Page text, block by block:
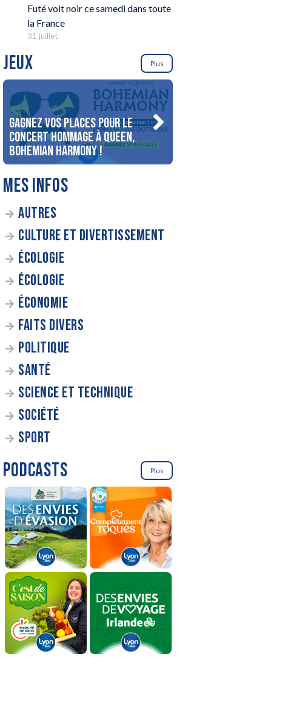
Futé voit noir ce samedi dans toute
la France
31 juillet
JEUX Plus
Gagnez vos places pour le
concert Hommage à Queen,
Bohemian Harmony !
MES INFOS
AUTRES
CULTURE ET DIVERTISSEMENT
ÉCOLOGIE
ÉCOLOGIE
ÉCONOMIE
FAITS DIVERS
POLITIQUE
SANTÉ
SCIENCE ET TECHNIQUE
SOCIÉTÉ
SPORT
PODCASTS Plus